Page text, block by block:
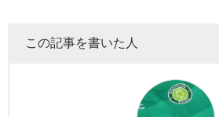
この記事を書いた人